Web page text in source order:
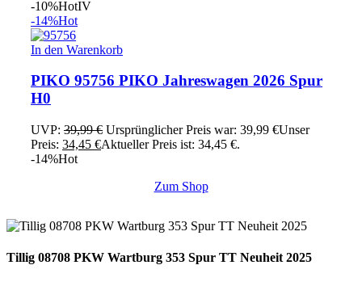
-10%HotIV
-14%Hot
In den Warenkorb
PIKO 95756 PIKO Jahreswagen 2026 Spur
H0
UVP: 39,99€ Ursprünglicher Preis war: 39,99 €Unser
Preis: 34,45 €Aktueller Preis ist: 34,45 €.
-14%Hot
Zum Shop
Tillig 08708 PKW Wartburg 353 Spur TT Neuheit 2025